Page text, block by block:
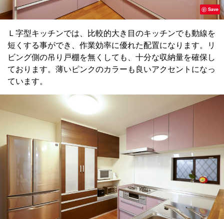
Save
Ｌ字型キッチンでは、比較的大き目のキッチンでも動線を
短くする事ができ、作業効率に優れた配置になります。リ
ビング側の吊り戸棚を無くしても、十分な収納量を確保し
ております。薄いピンクのカラーも良いアクセントになっ
ています。